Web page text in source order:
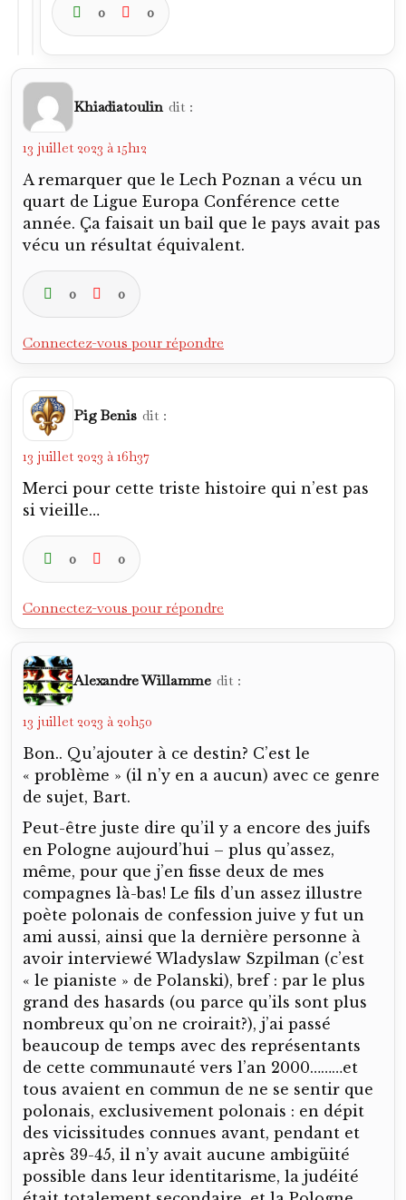
0 0
Khiadiatoulin dit :
13 juillet 2023 à 15h12
A remarquer que le Lech Poznan a vécu un
quart de Ligue Europa Conférence cette
année. Ça faisait un bail que le pays avait pas
vécu un résultat équivalent.
0 0
Connectez-vous pour répondre
Pig Benis dit :
13 juillet 2023 à 16h37
Merci pour cette triste histoire qui n’est pas
si vieille…
0 0
Connectez-vous pour répondre
Alexandre Willamme dit :
13 juillet 2023 à 20h50
Bon.. Qu’ajouter à ce destin? C’est le
« problème » (il n’y en a aucun) avec ce genre
de sujet, Bart.
Peut-être juste dire qu’il y a encore des juifs
en Pologne aujourd’hui – plus qu’assez,
même, pour que j’en fisse deux de mes
compagnes là-bas! Le fils d’un assez illustre
poète polonais de confession juive y fut un
ami aussi, ainsi que la dernière personne à
avoir interviewé Wladyslaw Szpilman (c’est
« le pianiste » de Polanski), bref : par le plus
grand des hasards (ou parce qu’ils sont plus
nombreux qu’on ne croirait?), j’ai passé
beaucoup de temps avec des représentants
de cette communauté vers l’an 2000………et
tous avaient en commun de ne se sentir que
polonais, exclusivement polonais : en dépit
des vicissitudes connues avant, pendant et
après 39-45, il n’y avait aucune ambigüité
possible dans leur identitarisme, la judéité